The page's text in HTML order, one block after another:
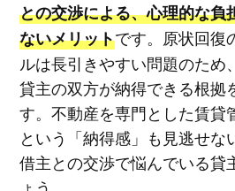
との交渉による、心理的な負
ないメリットです。原状回復
ルは長引きやすい問題のため
貸主の双方が納得できる根拠
す。不動産を専門とした賃貸
という「納得感」も見逃せな
借主との交渉で悩んでいる貸